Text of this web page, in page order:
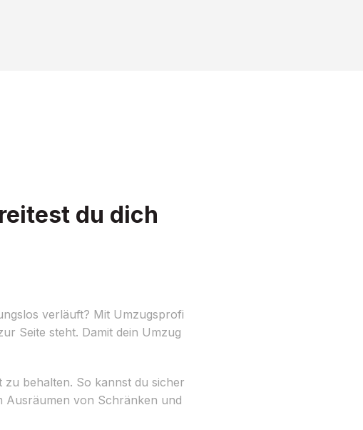
du dich
verläuft? Mit Umzugsprofi
Seite steht. Damit dein Umzug
behalten. So kannst du sicher
Ausräumen von Schränken und